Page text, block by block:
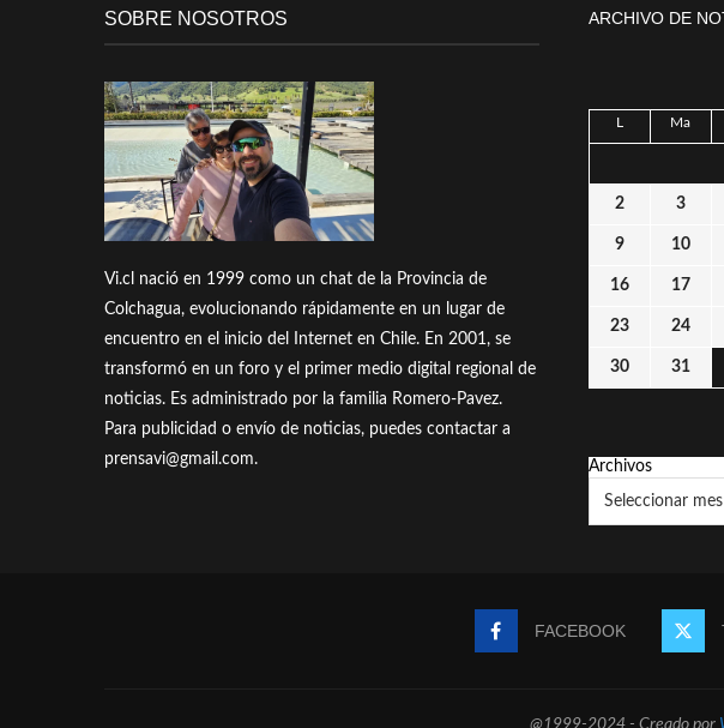
SOBRE NOSOTROS
Vi.cl nació en 1999 como un chat de la Provincia de
Colchagua, evolucionando rápidamente en un lugar de
encuentro en el inicio del Internet en Chile. En 2001, se
transformó en un foro y el primer medio digital regional de
noticias. Es administrado por la familia Romero-Pavez.
Para publicidad o envío de noticias, puedes contactar a
prensavi@gmail.com.
ARCHIVO DE
L Ma
2 3
9 10
16 17
23 24
30 31
Archivos
FACEBOOK
@1999-2024 - Creado por